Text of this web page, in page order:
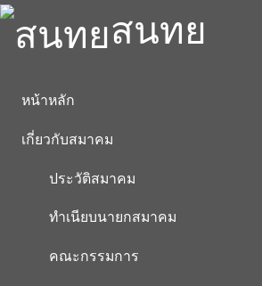
สนทย
หน้าหลัก
เกี่ยวกับสมาคม
ประวัติสมาคม
ทำเนียบนายกสมาคม
คณะกรรมการ